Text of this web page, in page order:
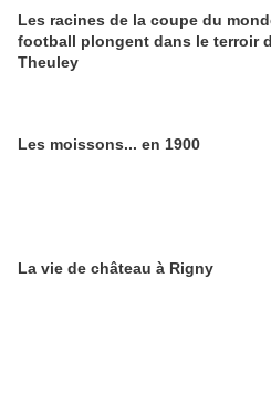
Les racines de la coupe du
football plongent dans le terroir
Theuley
Les moissons... en 1900
La vie de château à Rigny